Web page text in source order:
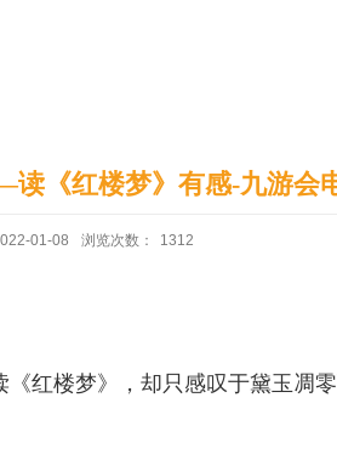
《红楼梦》有感-九游会
01-08 浏览次数： 1312
红楼梦》，却只感叹于黛玉凋零